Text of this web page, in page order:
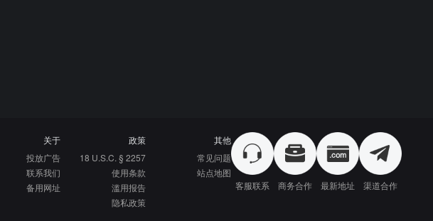
关于
投放广告
联系我们
备用网址
政策
18 U.S.C. § 2257
使用条款
滥用报告
隐私政策
其他
常见问题
站点地图
客服联系
商务合作 最新地址 渠道合作